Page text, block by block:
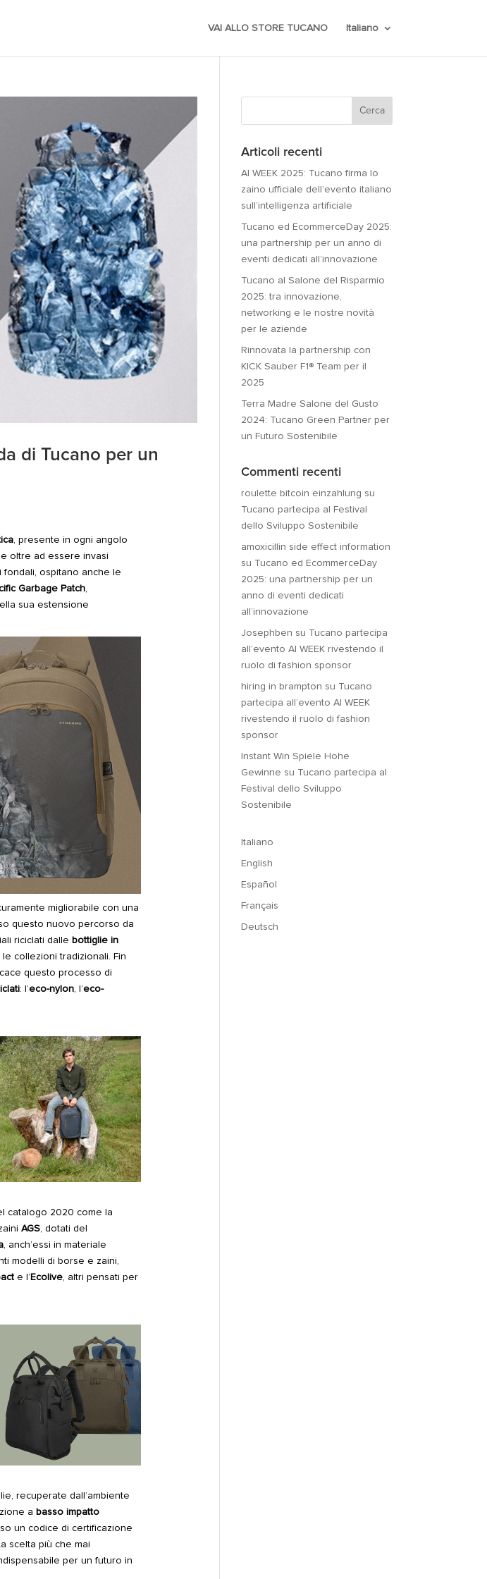
VAI ALLO STORE TUCANO Italiano
di Tucano per un
, presente in ogni angolo
oltre ad essere invasi
ospitano anche le
Garbage Patch,
sua estensione
migliorabile con una
questo nuovo percorso da
riciclati dalle bottiglie in
collezioni tradizionali. Fin
questo processo di
: l’eco-nylon, l’eco-
catalogo 2020 come la
AGS, dotati del
, anch’essi in materiale
modelli di borse e zaini,
e l’Ecolive, altri pensati per
recuperate dall’ambiente
a basso impatto
un codice di certificazione
scelta più che mai
per un futuro in
Articoli recenti
AI WEEK 2025: Tucano firma lo
zaino ufficiale dell’evento italiano
sull’intelligenza artificiale
Tucano ed EcommerceDay 2025:
una partnership per un anno di
eventi dedicati all’innovazione
Tucano al Salone del Risparmio
2025: tra innovazione,
networking e le nostre novità
per le aziende
Rinnovata la partnership con
KICK Sauber F1® Team per il
2025
Terra Madre Salone del Gusto
2024: Tucano Green Partner per
un Futuro Sostenibile
Commenti recenti
roulette bitcoin einzahlung su
Tucano partecipa al Festival
dello Sviluppo Sostenibile
amoxicillin side effect information
su Tucano ed EcommerceDay
2025: una partnership per un
anno di eventi dedicati
all’innovazione
Josephben su Tucano partecipa
all’evento AI WEEK rivestendo il
ruolo di fashion sponsor
hiring in brampton su Tucano
partecipa all’evento AI WEEK
rivestendo il ruolo di fashion
sponsor
Instant Win Spiele Hohe
Gewinne su Tucano partecipa al
Festival dello Sviluppo
Sostenibile
Italiano
English
Español
Français
Deutsch